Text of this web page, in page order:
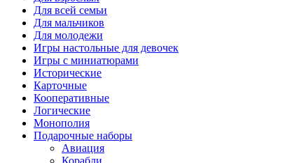
Для всей семьи
Для мальчиков
Для молодежи
Игры настольные для девочек
Игры с миниатюрами
Исторические
Карточные
Кооперативные
Логические
Монополия
Подарочные наборы
Авиация
Корабли